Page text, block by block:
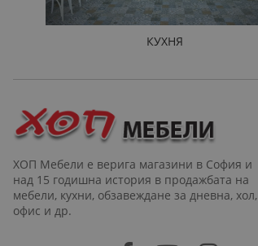
КУХНЯ
ХОП Мебели е верига магазини в София и
над 15 годишна история в продажбата на
мебели, кухни, обзавеждане за дневна, хол,
офис и др.